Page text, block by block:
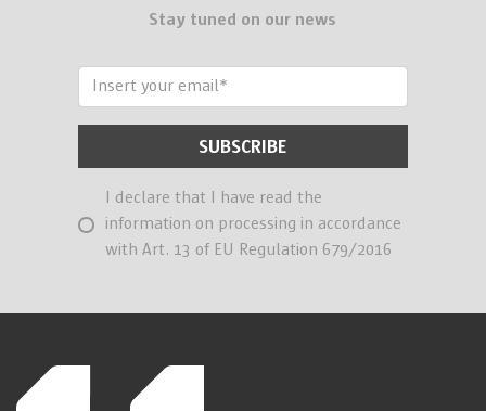
Stay tuned on our news
I declare that I have read the
information on processing in accordance
with Art. 13 of EU Regulation 679/2016